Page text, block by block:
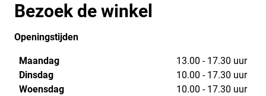
Bezoek de winkel
Openingstijden
Maandag
13.00 - 17.30 uur
Dinsdag
10.00 - 17.30 uur
Woensdag
10.00 - 17.30 uur